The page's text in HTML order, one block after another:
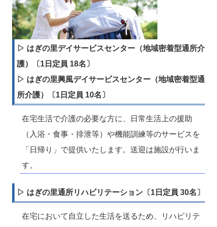
▷ はぎの里デイサービスセンター（地域密着型通所介
護）〔1日定員 18名〕
▷ はぎの里興風デイサービスセンター（地域密着型通
所介護）〔1日定員 10名〕
在宅生活で介護の必要な方に、日常生活上の援助
（入浴・食事・排泄等）や機能訓練等のサービスを
「日帰り」で提供いたします。送迎は施設が行いま
す。
▷ はぎの里通所リハビリテーション〔1日定員 30名〕
在宅において自立した生活を送るため、リハビリテ